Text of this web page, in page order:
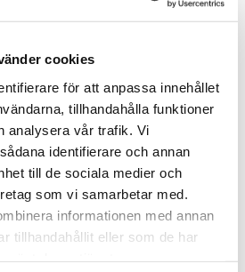
cookies
för att anpassa innehållet
tillhandahålla funktioner
analysera vår trafik. Vi
identifierare och annan
till de sociala medier och
som vi samarbetar med.
informationen med annan
tillhandahållit eller som de har
15-1268-16